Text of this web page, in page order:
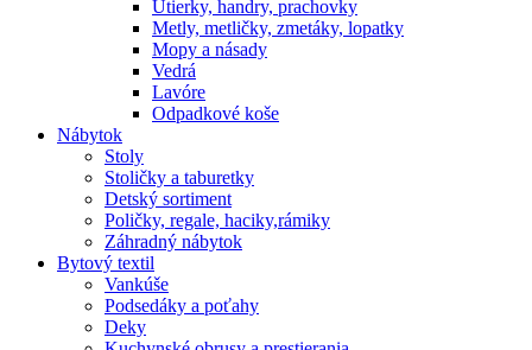
Utierky, handry, prachovky
Metly, metličky, zmetáky, lopatky
Mopy a násady
Vedrá
Lavóre
Odpadkové koše
Nábytok
Stoly
Stoličky a taburetky
Detský sortiment
Poličky, regale, haciky,rámiky
Záhradný nábytok
Bytový textil
Vankúše
Podsedáky a poťahy
Deky